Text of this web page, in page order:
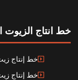
خط انتاج الزيوت
خط إنتاج
خط إنتاج